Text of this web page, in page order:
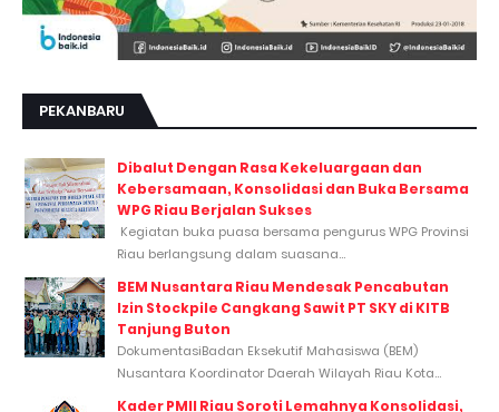
PEKANBARU
Dibalut Dengan Rasa Kekeluargaan dan
Kebersamaan, Konsolidasi dan Buka Bersama
WPG Riau Berjalan Sukses
Kegiatan buka puasa bersama pengurus WPG Provinsi
Riau berlangsung dalam suasana...
BEM Nusantara Riau Mendesak Pencabutan
Izin Stockpile Cangkang Sawit PT SKY di KITB
Tanjung Buton
DokumentasiBadan Eksekutif Mahasiswa (BEM)
Nusantara Koordinator Daerah Wilayah Riau Kota...
Kader PMII Riau Soroti Lemahnya Konsolidasi,